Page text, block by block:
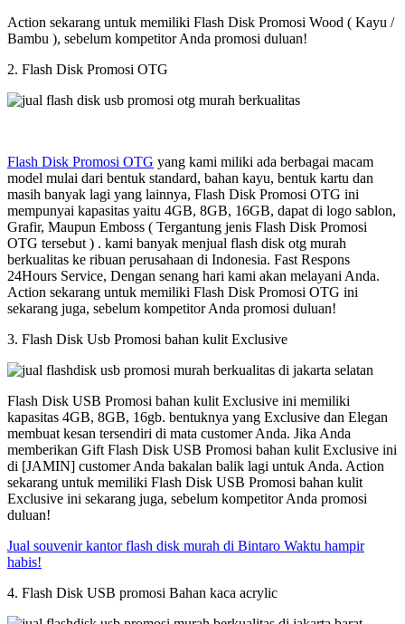
Action sekarang untuk memiliki Flash Disk Promosi Wood ( Kayu /
Bambu ), sebelum kompetitor Anda promosi duluan!
2. Flash Disk Promosi OTG
Flash Disk Promosi OTG yang kami miliki ada berbagai macam
model mulai dari bentuk standard, bahan kayu, bentuk kartu dan
masih banyak lagi yang lainnya, Flash Disk Promosi OTG ini
mempunyai kapasitas yaitu 4GB, 8GB, 16GB, dapat di logo sablon,
Grafir, Maupun Emboss ( Tergantung jenis Flash Disk Promosi
OTG tersebut ) . kami banyak menjual flash disk otg murah
berkualitas ke ribuan perusahaan di Indonesia. Fast Respons
24Hours Service, Dengan senang hari kami akan melayani Anda.
Action sekarang untuk memiliki Flash Disk Promosi OTG ini
sekarang juga, sebelum kompetitor Anda promosi duluan!
3. Flash Disk Usb Promosi bahan kulit Exclusive
Flash Disk USB Promosi bahan kulit Exclusive ini memiliki
kapasitas 4GB, 8GB, 16gb. bentuknya yang Exclusive dan Elegan
membuat kesan tersendiri di mata customer Anda. Jika Anda
memberikan Gift Flash Disk USB Promosi bahan kulit Exclusive ini
di [JAMIN] customer Anda bakalan balik lagi untuk Anda. Action
sekarang untuk memiliki Flash Disk USB Promosi bahan kulit
Exclusive ini sekarang juga, sebelum kompetitor Anda promosi
duluan!
Jual souvenir kantor flash disk murah di Bintaro Waktu hampir
habis!
4. Flash Disk USB promosi Bahan kaca acrylic